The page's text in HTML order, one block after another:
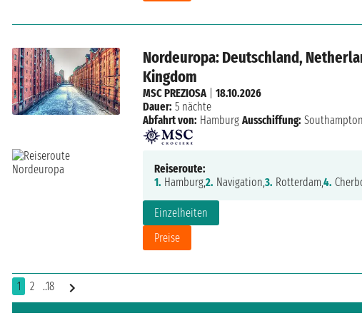
Nordeuropa: Deutschland,
Kingdom
Einzelheiten
Preise
MSC PREZIOSA |18.10.2026
Dauer: 5 nächte
Abfahrt von: Hamburg Ausschiffung: Southampton
Reiseroute:
1. Hamburg,2. Navigation,3. Rotterdam,4.
1 2 ..18